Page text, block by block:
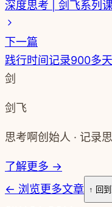
深度思考 | 剑飞系列
下一篇
践行时间记录900多
剑
剑飞
思考啊创始人 · 记录
了解更多 →
← 浏览更多文章 ↑ 回